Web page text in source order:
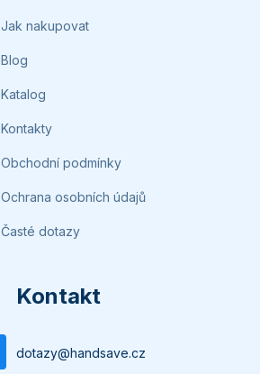
Jak nakupovat
Blog
Katalog
Kontakty
Obchodní podmínky
Ochrana osobních údajů
Časté dotazy
Kontakt
dotazy@handsave.cz